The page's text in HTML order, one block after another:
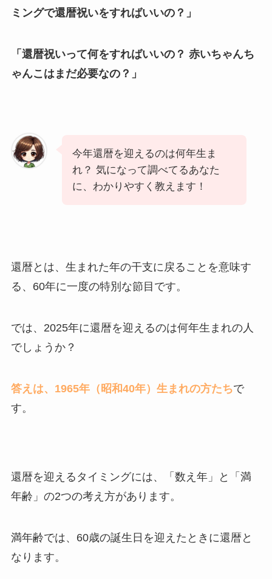
ミングで還暦祝いをすればいいの？」
「還暦祝いって何をすればいいの？ 赤いちゃんち
ゃんこはまだ必要なの？」
今年還暦を迎えるのは何年生ま
れ？ 気になって調べてるあなた
に、わかりやすく教えます！
還暦とは、生まれた年の干支に戻ることを意味す
る、60年に一度の特別な節目です。
では、2025年に還暦を迎えるのは何年生まれの人
でしょうか？
答えは、1965年（昭和40年）生まれの方たちで
す。
還暦を迎えるタイミングには、「数え年」と「満
年齢」の2つの考え方があります。
満年齢では、60歳の誕生日を迎えたときに還暦と
なります。